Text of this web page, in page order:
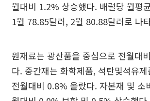
월대비 1.2% 상승했다. 배럴당 월평
1월 78.85달러, 2월 80.88달러로 나
원재료는 광산품을 중심으로 전월대
다. 중간재는 화학제품, 석탄및석유
전월대비 0.8% 올랐다. 자본재 및 소